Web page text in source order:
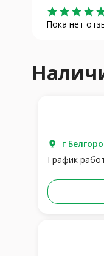
star star star star
Пока нет
г
График